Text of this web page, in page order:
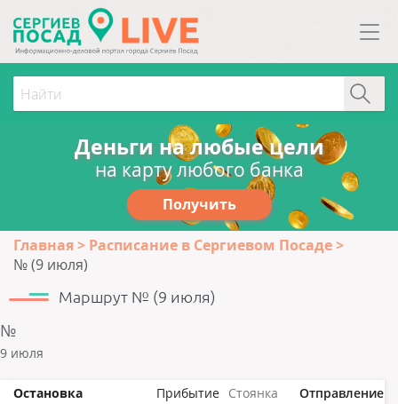
Деньги на любые цели
на карту любого банка
Получить
Главная
Расписание в Сергиевом Посаде
№ (9 июля)
Маршрут № (9 июля)
№
9 июля
Остановка Прибытие Стоянка Отправление